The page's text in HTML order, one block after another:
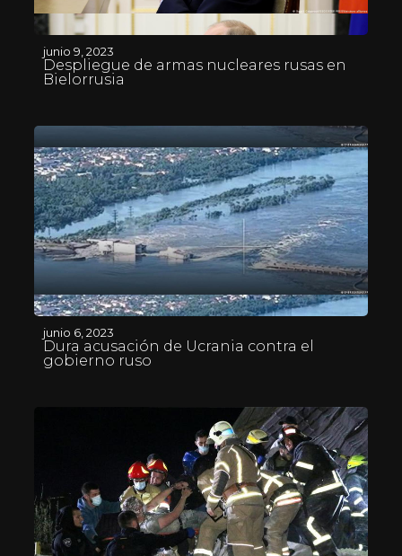
junio 9, 2023
Despliegue de armas nucleares rusas en
Bielorrusia
junio 6, 2023
Dura acusación de Ucrania contra el
gobierno ruso